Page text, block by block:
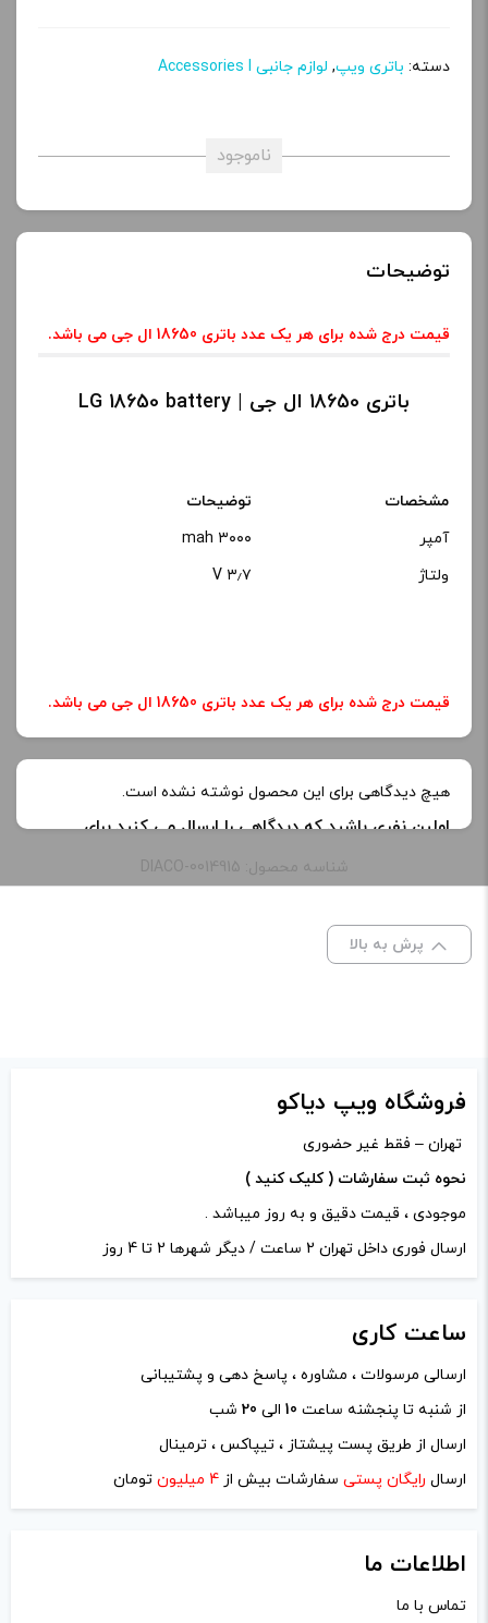
دسته: باتری ویپ, لوازم جانبی Accessories l
ناموجود
توضیحات
قیمت درج شده برای هر یک عدد باتری 18650 ال جی می باشد.
باتری 18650 ال جی | LG 18650 battery
مشخصات
توضیحات
آمپر
۳۰۰۰ mah
ولتاژ
۳٫۷ V
قیمت درج شده برای هر یک عدد باتری 18650 ال جی می باشد.
هیچ دیدگاهی برای این محصول نوشته نشده است.
اولین نفری باشید که دیدگاهی را ارسال می کنید برای
علامت‌گذاری شده‌اند
نام*
ایمیل*
ذخیره نام، ایمیل و وبسایت من در مرورگر برای زمانی که دوباره
شناسه محصول: DIACO-0014915
پرش به بالا
فروشگاه ویپ دیاکو
تهران – فقط غیر حضوری
نحوه ثبت سفارشات ( کلیک کنید )
موجودی ، قیمت دقیق و به روز میباشد .
ارسال فوری داخل تهران 2 ساعت / دیگر شهرها 2 تا 4 روز
ساعت کاری
ارسالی مرسولات ، مشاوره ، پاسخ دهی و پشتیبانی
از شنبه تا پنجشنه ساعت 10 الی 20 شب
ارسال از طریق پست پیشتاز ، تیپاکس ، ترمینال
ارسال رایگان پستی سفارشات بیش از 4 میلیون تومان
اطلاعات ما
تماس با ما